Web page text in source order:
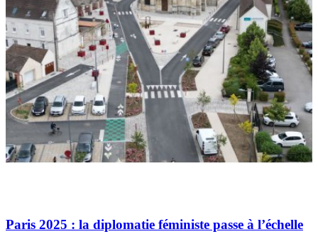
Paris 2025 : la diplomatie féministe passe à l’échelle